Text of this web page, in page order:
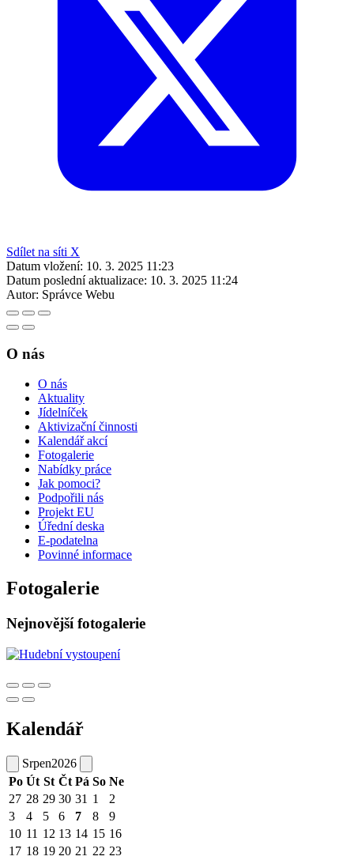
Sdílet na síti X
Datum vložení: 10. 3. 2025 11:23
Datum poslední aktualizace: 10. 3. 2025 11:24
Autor: Správce Webu
O nás
O nás
Aktuality
Jídelníček
Aktivizační činnosti
Kalendář akcí
Fotogalerie
Nabídky práce
Jak pomoci?
Podpořili nás
Projekt EU
Úřední deska
E-podatelna
Povinné informace
Fotogalerie
Nejnovější fotogalerie
Kalendář
Srpen2026
Po Út St Čt Pá So Ne
27 28 29 30 31 1
2
3
4 5 6 7 8
9
10 11 12 13 14 15 16
17 18 19 20 21 22 23